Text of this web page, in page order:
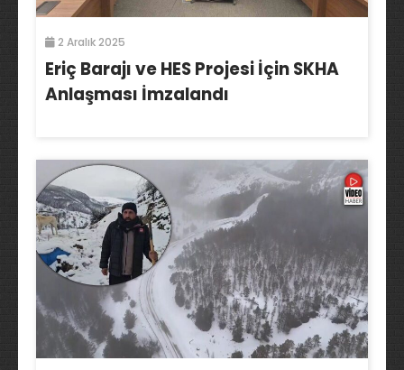
2 Aralık 2025
Eriç Barajı ve HES Projesi İçin SKHA
Anlaşması İmzalandı